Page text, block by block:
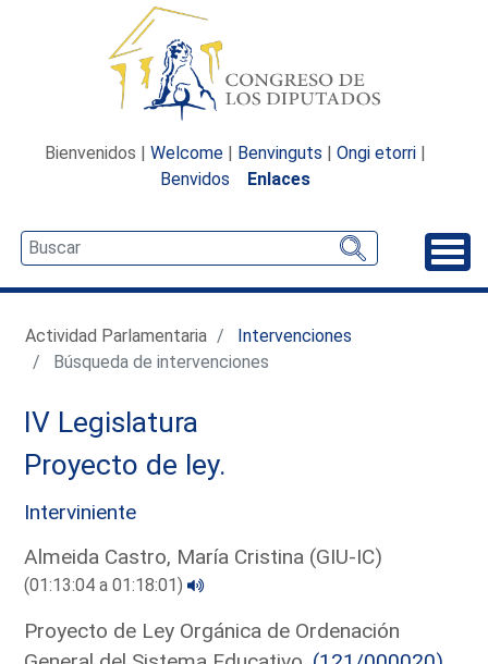
Bienvenidos | Welcome | Benvinguts | Ongi etorri |
Benvidos
Enlaces
Actividad Parlamentaria
Intervenciones
Búsqueda de intervenciones
IV Legislatura
Proyecto de ley.
Interviniente
Almeida Castro, María Cristina (GIU-IC)
(01:13:04 a 01:18:01)
Proyecto de Ley Orgánica de Ordenación